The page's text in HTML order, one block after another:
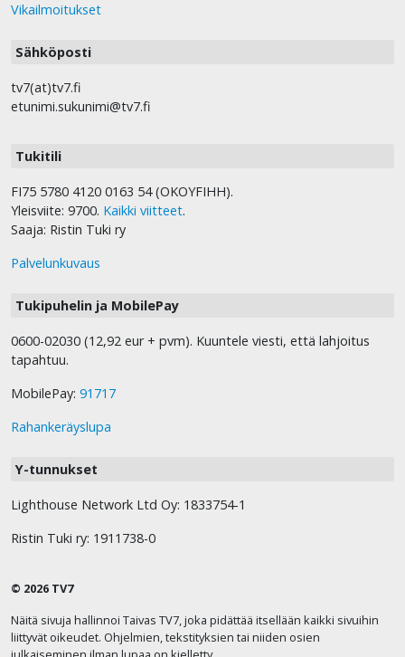
Vikailmoitukset
Sähköposti
tv7(at)tv7.fi
etunimi.sukunimi@tv7.fi
Tukitili
FI75 5780 4120 0163 54 (OKOYFIHH).
Yleisviite: 9700. Kaikki viitteet.
Saaja: Ristin Tuki ry
Palvelunkuvaus
Tukipuhelin ja MobilePay
0600-02030 (12,92 eur + pvm). Kuuntele viesti, että lahjoitus
tapahtuu.
MobilePay: 91717
Rahankeräyslupa
Y-tunnukset
Lighthouse Network Ltd Oy: 1833754-1
Ristin Tuki ry: 1911738-0
© 2026 TV7
Näitä sivuja hallinnoi Taivas TV7, joka pidättää itsellään kaikki sivuihin
liittyvät oikeudet. Ohjelmien, tekstityksien tai niiden osien